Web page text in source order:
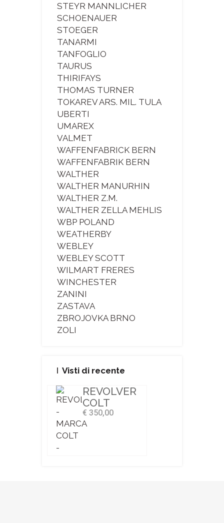
STEYR MANNLICHER
SCHOENAUER
STOEGER
TANARMI
TANFOGLIO
TAURUS
THIRIFAYS
THOMAS TURNER
TOKAREV ARS. MIL. TULA
UBERTI
UMAREX
VALMET
WAFFENFABRICK BERN
WAFFENFABRIK BERN
WALTHER
WALTHER MANURHIN
WALTHER Z.M.
WALTHER ZELLA MEHLIS
WBP POLAND
WEATHERBY
WEBLEY
WEBLEY SCOTT
WILMART FRERES
WINCHESTER
ZANINI
ZASTAVA
ZBROJOVKA BRNO
ZOLI
Visti di recente
REVOLVER
COLT
€ 350,00